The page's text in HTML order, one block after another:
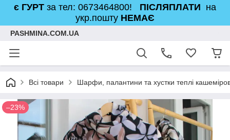
є ГУРТ за тел: 0673464800! ПІСЛЯПЛАТИ на
укр.пошту НЕМАЄ
PASHMINA.COM.UA
Всі товари Шарфи, палантини та хустки теплі
–23%